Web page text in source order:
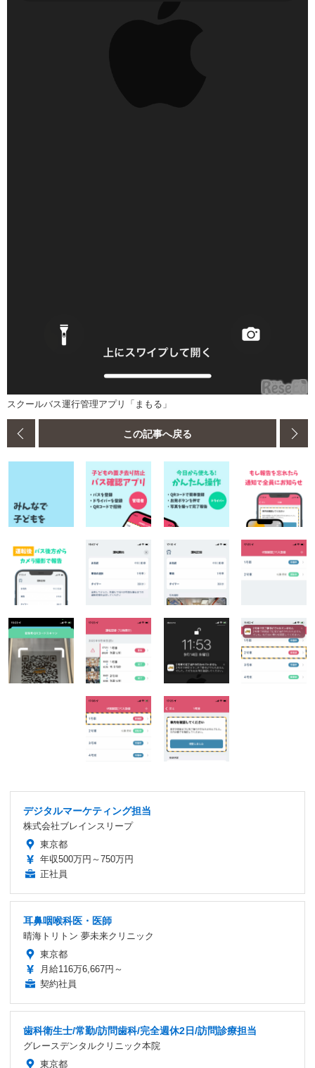
スクールバス運行管理アプリ「まもる」
この記事へ戻る
デジタルマーケティング担当
株式会社ブレインスリープ
東京都
年収500万円～750万円
正社員
耳鼻咽喉科医・医師
晴海トリトン 夢未来クリニック
東京都
月給116万6,667円～
契約社員
歯科衛生士/常勤/訪問歯科/完全週休2日/訪問診療担当
グレースデンタルクリニック本院
東京都